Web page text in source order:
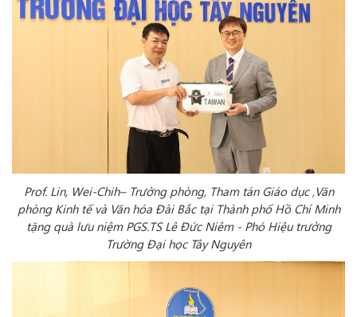
Prof. Lin, Wei-Chih– Trưởng phòng, Tham tán Giáo dục ,Văn
phòng Kinh tế và Văn hóa Đài Bắc tại Thành phố Hồ Chí Minh
tặng quà lưu niệm PGS.TS Lê Đức Niêm - Phó Hiệu trưởng
Trường Đại học Tây Nguyên